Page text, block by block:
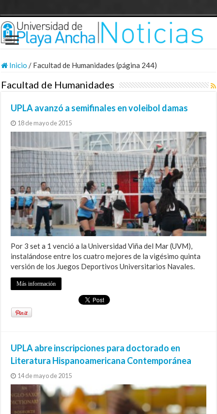
Inicio / Facultad de Humanidades (página 244)
Facultad de Humanidades
UPLA avanzó a semifinales en voleibol damas
18 de mayo de 2015
Por 3 set a 1 venció a la Universidad Viña del Mar (UVM),
instalándose entre los cuatro mejores de la vigésimo quinta
versión de los Juegos Deportivos Universitarios Navales.
Más información
UPLA abre inscripciones para doctorado en
Literatura Hispanoamericana Contemporánea
14 de mayo de 2015